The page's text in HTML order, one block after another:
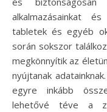
alkalmazásainkat
tabletek és egyéb
során sokszor
megkönnyítik az
nyújtanak
egyre inkább
lehetővé téve a